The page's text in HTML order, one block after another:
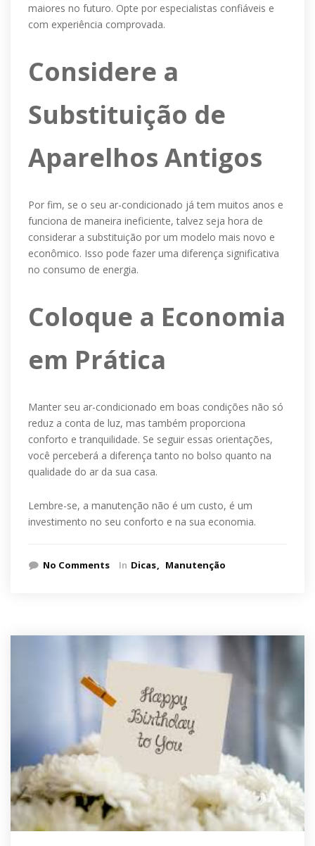
maiores no futuro. Opte por especialistas confiáveis e
com experiência comprovada.
Considere a
Substituição de
Aparelhos Antigos
Por fim, se o seu ar-condicionado já tem muitos anos e
funciona de maneira ineficiente, talvez seja hora de
considerar a substituição por um modelo mais novo e
econômico. Isso pode fazer uma diferença significativa
no consumo de energia.
Coloque a Economia
em Prática
Manter seu ar-condicionado em boas condições não só
reduz a conta de luz, mas também proporciona
conforto e tranquilidade. Se seguir essas orientações,
você perceberá a diferença tanto no bolso quanto na
qualidade do ar da sua casa.
Lembre-se, a manutenção não é um custo, é um
investimento no seu conforto e na sua economia.
No Comments In Dicas Manutenção